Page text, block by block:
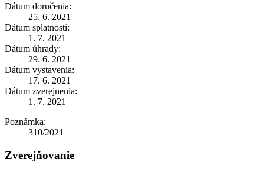
Dátum doručenia:
25. 6. 2021
Dátum splatnosti:
1. 7. 2021
Dátum úhrady:
29. 6. 2021
Dátum vystavenia:
17. 6. 2021
Dátum zverejnenia:
1. 7. 2021
Poznámka:
310/2021
Zverejňovanie